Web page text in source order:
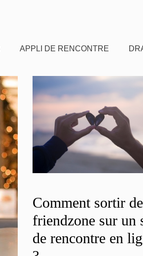
APPLI DE RENCONTRE
Comment sortir
friendzone sur un
de rencontre en